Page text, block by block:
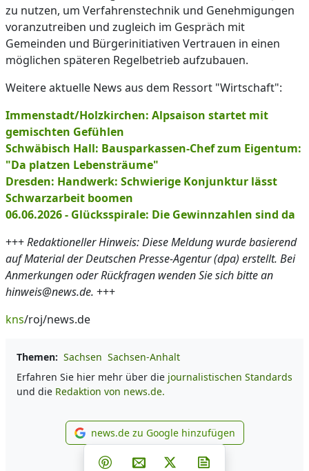
zu nutzen, um Verfahrenstechnik und Genehmigungen
voranzutreiben und zugleich im Gespräch mit
Gemeinden und Bürgerinitiativen Vertrauen in einen
möglichen späteren Regelbetrieb aufzubauen.
Weitere aktuelle News aus dem Ressort "Wirtschaft":
Immenstadt/Holzkirchen: Alpsaison startet mit
gemischten Gefühlen
Schwäbisch Hall: Bausparkassen-Chef zum Eigentum:
"Da platzen Lebensträume"
Dresden: Handwerk: Schwierige Konjunktur lässt
Schwarzarbeit boomen
06.06.2026 - Glücksspirale: Die Gewinnzahlen sind da
+++Redaktioneller Hinweis: Diese Meldung wurde basierend
auf Material der Deutschen Presse-Agentur (dpa) erstellt. Bei
Anmerkungen oder Rückfragen wenden Sie sich bitte an
hinweis@news.de. +++
kns/roj/news.de
Themen: Sachsen Sachsen-Anhalt
Erfahren Sie hier mehr über die journalistischen Standards
und die Redaktion von news.de.
news.de zu Google
news.de zu Google hinzufügen
Teilen auf Facebook
Teilen auf Whatsapp
Teilen auf Telegram
Teilen auf Pinterest
Per E-Mail teilen
Post auf X